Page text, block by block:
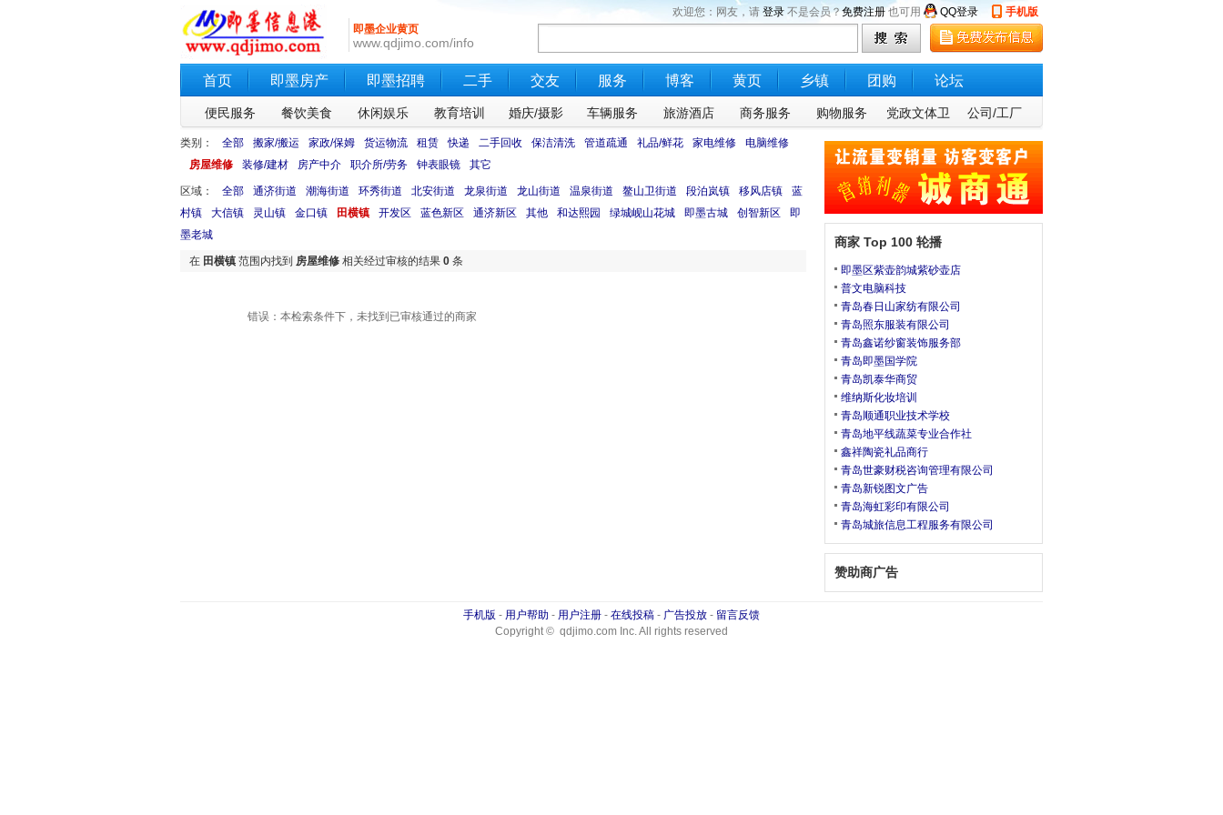
即墨企业黄页
www.qdjimo.com/info
欢迎您：网友，请 登录 不是会员？免费注册 也可用 QQ登录 手机版
首页 即墨房产 即墨招聘 二手 交友 服务 博客 黄页 乡镇 团购 论坛
便民服务 餐饮美食 休闲娱乐 教育培训 婚庆/摄影 车辆服务 旅游酒店 商务服务 购物服务 党政文体卫 公司/工厂
类别： 全部 搬家/搬运 家政/保姆 货运物流 租赁 快递 二手回收 保洁清洗 管道疏通 礼品/鲜花 家电维修
电脑维修
房屋维修
装修/建材 房产中介 职介所/劳务 钟表眼镜 其它
区域： 全部 通济街道 潮海街道 环秀街道 北安街道 龙泉街道 龙山街道 温泉街道 鳌山卫街道 段泊岚镇 移风店镇
蓝
村镇
大信镇 灵山镇 金口镇 田横镇 开发区 蓝色新区 通济新区 其他 和达熙园 绿城岘山花城 即墨古城 创智新区
即
墨老城
在 田横镇 范围内找到 房屋维修 相关经过审核的结果 0 条
错误：本检索条件下，未找到已审核通过的商家
商家 Top 100 轮播
即墨区紫壶韵城紫砂壶店
普文电脑科技
青岛春日山家纺有限公司
青岛照东服装有限公司
青岛鑫诺纱窗装饰服务部
青岛即墨国学院
青岛凯泰华商贸
维纳斯化妆培训
青岛顺通职业技术学校
青岛地平线蔬菜专业合作社
鑫祥陶瓷礼品商行
青岛世豪财税咨询管理有限公司
青岛新锐图文广告
青岛海虹彩印有限公司
青岛城旅信息工程服务有限公司
赞助商广告
手机版 - 用户帮助 - 用户注册 - 在线投稿 - 广告投放 - 留言反馈
Copyright © qdjimo.com Inc. All rights reserved